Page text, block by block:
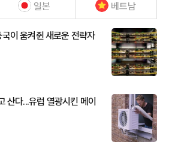
일본 베트남
이 움켜쥔 새로운 전략자
산다...유럽 열광시킨 메이